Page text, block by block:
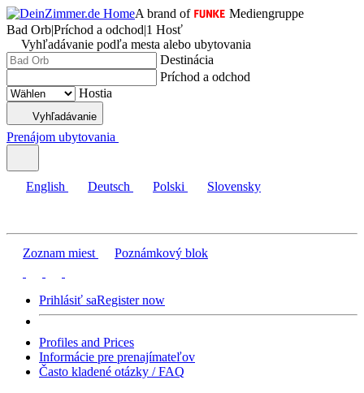
A brand of
Mediengruppe
Bad Orb|Príchod a odchod|1 Hosť
Vyhľadávanie podľa mesta alebo ubytovania
Destinácia
Príchod a odchod
Hostia
Vyhľadávanie
Prenájom ubytovania
English Deutsch Polski Slovensky
Zoznam miest Poznámkový blok
Prihlásiť saRegister now
Profiles and Prices
Informácie pre prenajímateľov
Často kladené otázky / FAQ